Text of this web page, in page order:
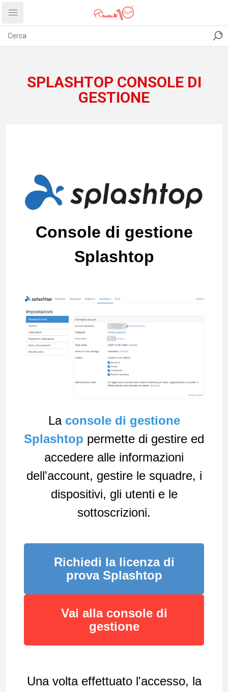
PRIVACY ABOUT US
SPLASHTOP CONSOLE DI
GESTIONE
Console di gestione
Splashtop
La console di gestione
Splashtop permette di gestire ed
accedere alle informazioni
dell'account, gestire le squadre, i
dispositivi, gli utenti e le
sottoscrizioni.
Richiedi la licenza di
prova Splashtop
Vai alla console di
gestione
Una volta effettuato l'accesso, la